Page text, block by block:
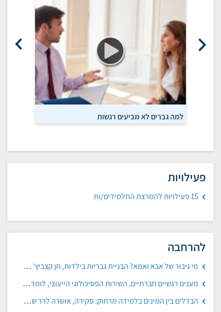
למה גברים לא מביעים רגשות
פעילויות
15 פעילויות להמרצת התלמידים/ות
להרחבה
מי גיבור של אבא ואמא? הבניית גבריות בילדות, חן קצביץ' פרסלר, הארץ, 2019
מענים רגשיים חברתיים, השירות הפסיכולוגי הייעוצי, לומדים בביטחון, משה"ח
הבדלים בין המינים בלמידה מרחוק: סקירה, אושרה לרר שייב, היחידה לשוויון בין המינים בחינוך